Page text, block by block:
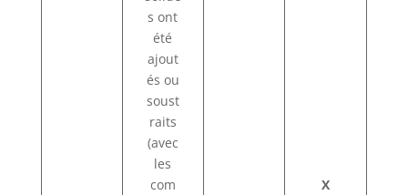
s ont
été
ajout
és ou
soust
raits
(avec
les
com
X